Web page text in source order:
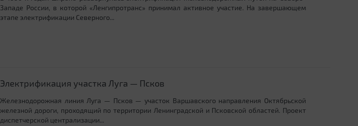
Западе России, в которой «Ленгипротранс» принимал активное участие. На завершающем
этапе электрификации Северного...
Электрификация участка Луга — Псков
Железнодорожная линия Луга — Псков — участок Варшавского направления Октябрьской
железной дороги, проходящий по территории Ленинградской и Псковской областей. Проект
диспетчерской централизации...